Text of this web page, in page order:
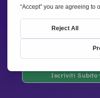
Newsletter
Rimani aggiornato di
Iscriviti Subito